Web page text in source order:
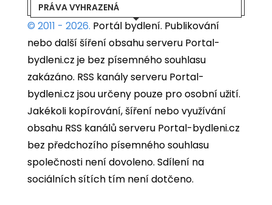
PRÁVA VYHRAZENÁ
© 2011 - 2026. Portál bydlení. Publikování
nebo další šíření obsahu serveru Portal-
bydleni.cz je bez písemného souhlasu
zakázáno. RSS kanály serveru Portal-
bydleni.cz jsou určeny pouze pro osobní užití.
Jakékoli kopírování, šíření nebo využívání
obsahu RSS kanálů serveru Portal-bydleni.cz
bez předchozího písemného souhlasu
společnosti není dovoleno. Sdílení na
sociálních sítích tím není dotčeno.